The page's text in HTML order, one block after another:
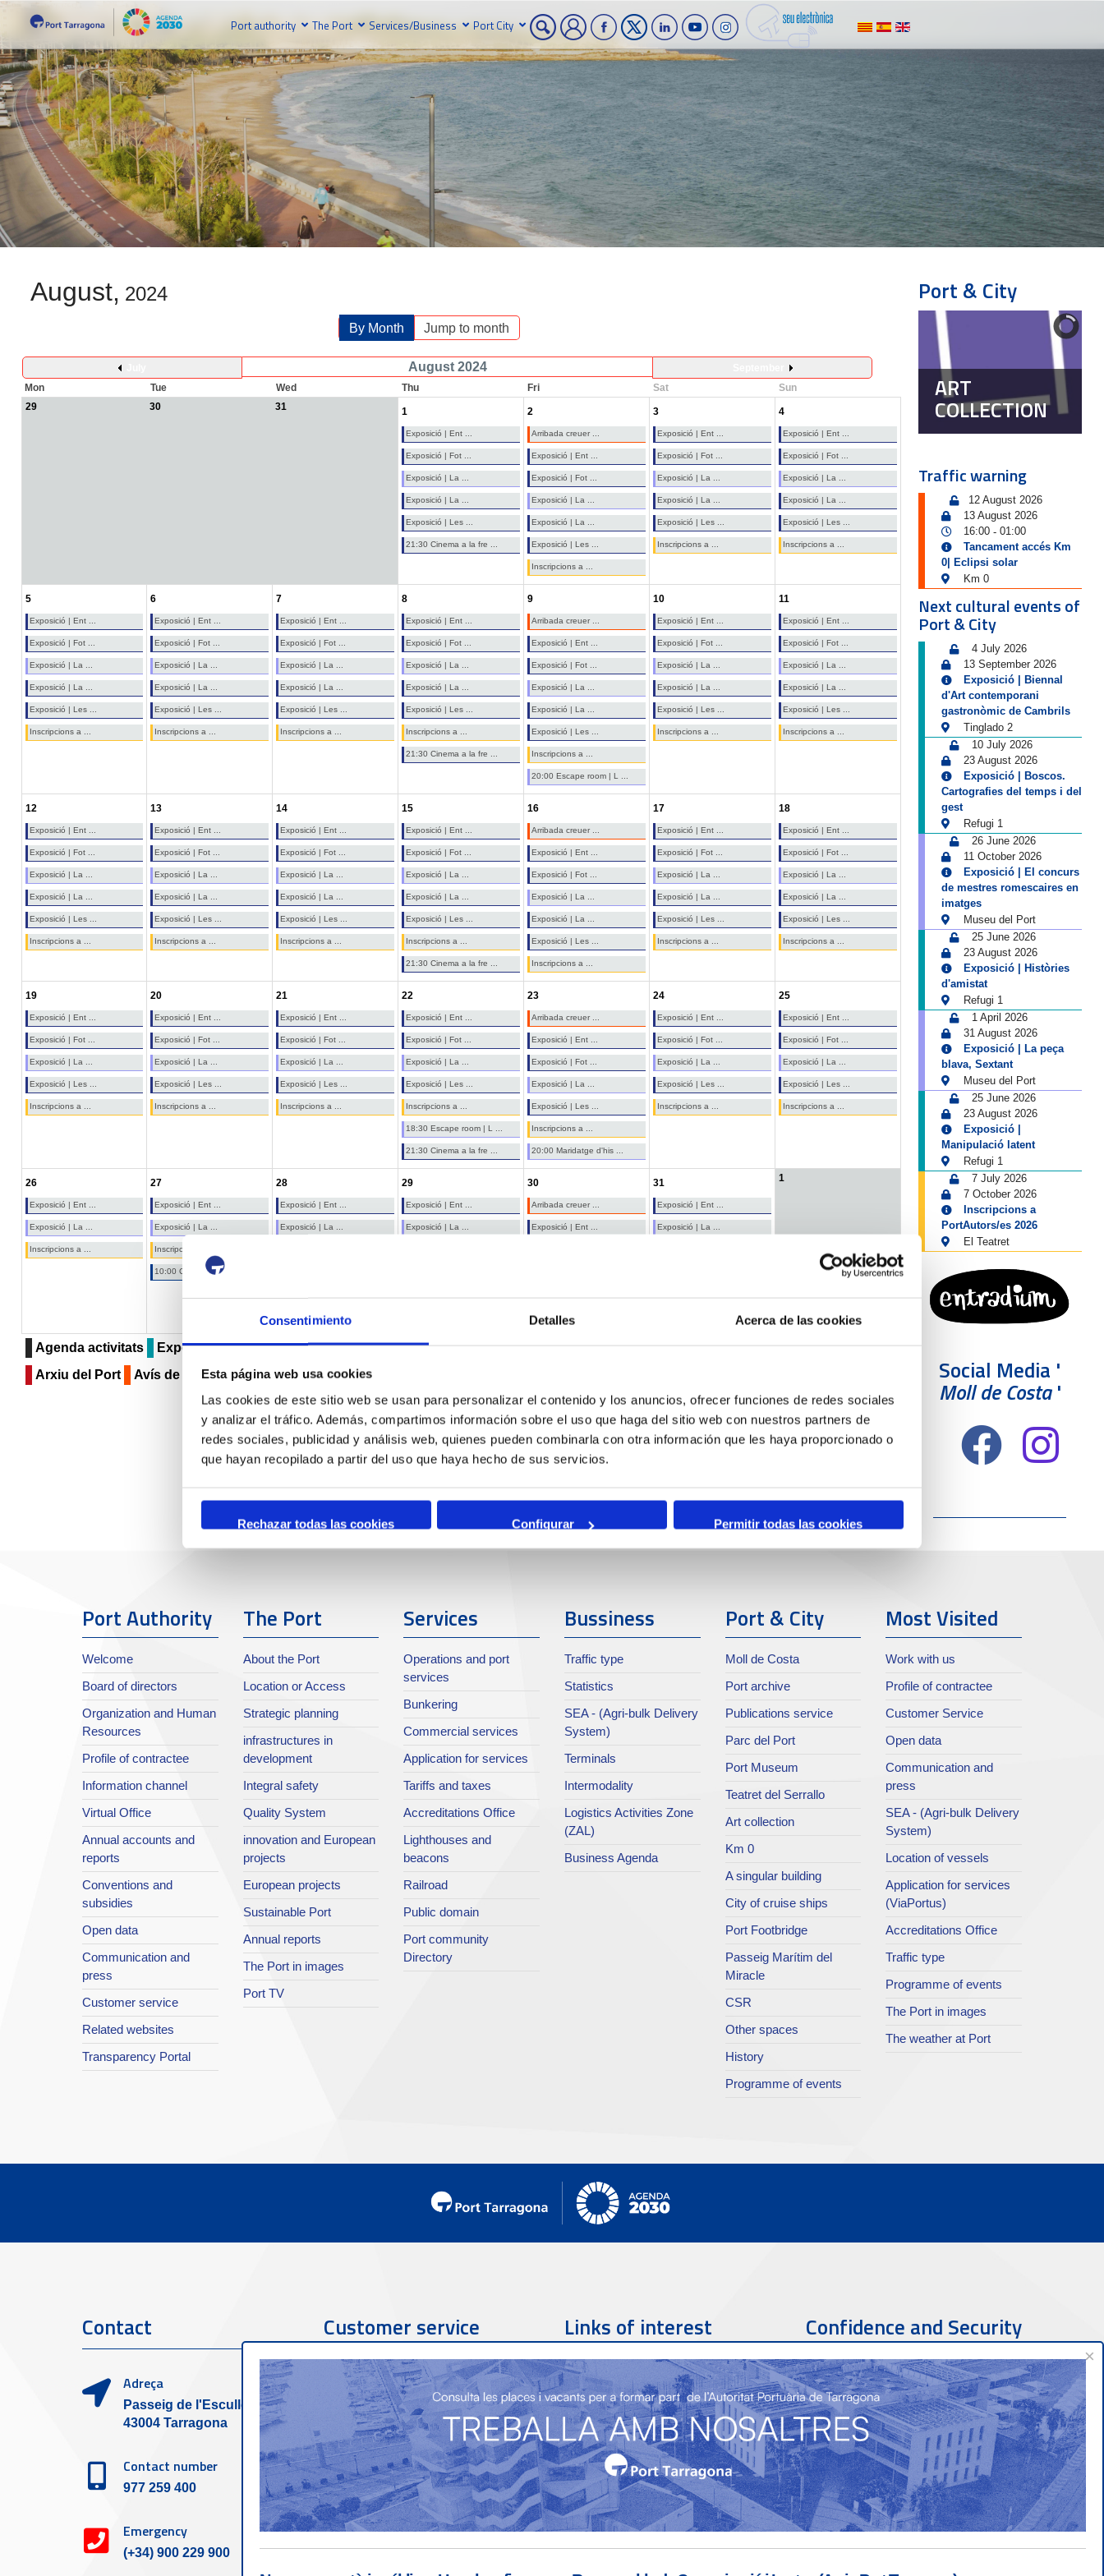
Consentimiento Detalles Acerca de las cookies
Esta página web usa cookies
Las cookies de este sitio web se usan para personalizar el contenido y los anuncios, ofrecer funciones de redes sociales
y analizar el tráfico. Además, compartimos información sobre el uso que haga del sitio web con nuestros partners de
redes sociales, publicidad y análisis web, quienes pueden combinarla con otra información que les haya proporcionado o
que hayan recopilado a partir del uso que haya hecho de sus servicios.
Rechazar todas las cookies Configurar Permitir todas las cookies
Port authority The Port Services/Business Port City
August, 2024
By Month Jump to month
August 2024
Mon
Tue Wed Thu Fri Sat
Sun
29
30 31 1
Exposició | Ent ...
Exposició | Fot ...
Exposició | La ...
Exposició | La ...
Exposició | Les ...
21:30 Cinema a la fre ...
2
Arribada creuer ...
Exposició | Ent ...
Exposició | Fot ...
Exposició | La ...
Exposició | La ...
Exposició | Les ...
Inscripcions a ...
3
Exposició | Ent ...
Exposició | Fot ...
Exposició | La ...
Exposició | La ...
Exposició | Les ...
Inscripcions a ...
4
Exposició | Ent ...
Exposició | Fot ...
Exposició | La ...
Exposició | La ...
Exposició | Les ...
Inscripcions a ...
5
Exposició | Ent ...
Exposició | Fot ...
Exposició | La ...
Exposició | La ...
Exposició | Les ...
Inscripcions a ...
6
Exposició | Ent ...
Exposició | Fot ...
Exposició | La ...
Exposició | La ...
Exposició | Les ...
Inscripcions a ...
7
Exposició | Ent ...
Exposició | Fot ...
Exposició | La ...
Exposició | La ...
Exposició | Les ...
Inscripcions a ...
8
Exposició | Ent ...
Exposició | Fot ...
Exposició | La ...
Exposició | La ...
Exposició | Les ...
Inscripcions a ...
21:30 Cinema a la fre ...
9
Arribada creuer ...
Exposició | Ent ...
Exposició | Fot ...
Exposició | La ...
Exposició | La ...
Exposició | Les ...
Inscripcions a ...
20:00 Escape room | L ...
10
Exposició | Ent ...
Exposició | Fot ...
Exposició | La ...
Exposició | La ...
Exposició | Les ...
Inscripcions a ...
11
Exposició | Ent ...
Exposició | Fot ...
Exposició | La ...
Exposició | La ...
Exposició | Les ...
Inscripcions a ...
12
Exposició | Ent ...
Exposició | Fot ...
Exposició | La ...
Exposició | La ...
Exposició | Les ...
Inscripcions a ...
13
Exposició | Ent ...
Exposició | Fot ...
Exposició | La ...
Exposició | La ...
Exposició | Les ...
Inscripcions a ...
14
Exposició | Ent ...
Exposició | Fot ...
Exposició | La ...
Exposició | La ...
Exposició | Les ...
Inscripcions a ...
15
Exposició | Ent ...
Exposició | Fot ...
Exposició | La ...
Exposició | La ...
Exposició | Les ...
Inscripcions a ...
21:30 Cinema a la fre ...
16
Arribada creuer ...
Exposició | Ent ...
Exposició | Fot ...
Exposició | La ...
Exposició | La ...
Exposició | Les ...
Inscripcions a ...
17
Exposició | Ent ...
Exposició | Fot ...
Exposició | La ...
Exposició | La ...
Exposició | Les ...
Inscripcions a ...
18
Exposició | Ent ...
Exposició | Fot ...
Exposició | La ...
Exposició | La ...
Exposició | Les ...
Inscripcions a ...
19
Exposició | Ent ...
Exposició | Fot ...
Exposició | La ...
Exposició | Les ...
Inscripcions a ...
20
Exposició | Ent ...
Exposició | Fot ...
Exposició | La ...
Exposició | Les ...
Inscripcions a ...
21
Exposició | Ent ...
Exposició | Fot ...
Exposició | La ...
Exposició | Les ...
Inscripcions a ...
22
Exposició | Ent ...
Exposició | Fot ...
Exposició | La ...
Exposició | Les ...
Inscripcions a ...
18:30 Escape room | L ...
21:30 Cinema a la fre ...
23
Arribada creuer ...
Exposició | Ent ...
Exposició | Fot ...
Exposició | La ...
Exposició | Les ...
Inscripcions a ...
20:00 Maridatge d'his ...
24
Exposició | Ent ...
Exposició | Fot ...
Exposició | La ...
Exposició | Les ...
Inscripcions a ...
25
Exposició | Ent ...
Exposició | Fot ...
Exposició | La ...
Exposició | Les ...
Inscripcions a ...
26
Exposició | Ent ...
Exposició | La ...
Inscripcions a ...
27
Exposició | Ent ...
Exposició | La ...
Inscripcions a ...
10:00 Convocatòria pr ...
28
Exposició | Ent ...
Exposició | La ...
29
Exposició | Ent ...
Exposició | La ...
30
Arribada creuer ...
Exposició | Ent ...
20:00 Del Museu al Se ...
31
Exposició | Ent ...
Exposició | La ...
1
Agenda activitats Exposicions Museu del Port Servei de publicacions Teatret Fons d'Art Port i Ciutat
Servei lingüístic
Arxiu del Port
Avís de circulació Compartint Altres
Port & City
ART
COLLECTION
Traffic warning
12 August 2026
13 August 2026
16:00- 01:00
Tancament accés Km
0| Eclipsi solar
Km 0
Next cultural events of
Port & City
4 July 2026
13 September 2026
Exposició | Biennal
d'Art contemporani
gastronòmic de Cambrils
Tinglado 2
10 July 2026
23 August 2026
Exposició | Boscos.
Cartografies del temps i del
gest
Refugi 1
26 June 2026
11 October 2026
Exposició | El concurs
de mestres romescaires en
imatges
Museu del Port
25 June 2026
23 August 2026
Exposició | Històries
d'amistat
Refugi 1
1 April 2026
31 August 2026
Exposició | La peça
blava, Sextant
Museu del Port
25 June 2026
23 August 2026
Exposició |
Manipulació latent
Refugi 1
7 July 2026
7 October 2026
Inscripcions a
PortAutors/es 2026
El Teatret
Social Media '
Moll de Costa'
Port Authority
Welcome
Board of directors
Organization and Human
Resources
Profile of contractee
Information channel
Virtual Office
Annual accounts and
reports
Conventions and
subsidies
Open data
Communication and
press
Customer service
Related websites
Transparency Portal
The Port
About the Port
Location or Access
Strategic planning
infrastructures in
development
Integral safety
Quality System
innovation and European
projects
European projects
Sustainable Port
Annual reports
The Port in images
Port TV
Services
Operations and port
services
Bunkering
Commercial services
Application for services
Tariffs and taxes
Accreditations Office
Lighthouses and
beacons
Railroad
Public domain
Port community
Directory
Bussiness
Traffic type
Statistics
SEA - (Agri-bulk Delivery
System)
Terminals
Intermodality
Logistics Activities Zone
(ZAL)
Business Agenda
Port & City
Moll de Costa
Port archive
Publications service
Parc del Port
Port Museum
Teatret del Serrallo
Art collection
Km 0
A singular building
City of cruise ships
Port Footbridge
Passeig Marítim del
Miracle
CSR
Other spaces
History
Programme of events
Most Visited
Work with us
Profile of contractee
Customer Service
Open data
Communication and
press
SEA - (Agri-bulk Delivery
System)
Location of vessels
Application for services
(ViaPortus)
Accreditations Office
Traffic type
Programme of events
The Port in images
The weather at Port
Contact
Adreça
Passeig de l'Escullera s/n,
43004 Tarragona
Contact number
977 259 400
Emergency
(+34) 900 229 900
Customer service
Contact phone
977 259 462
Contact email
sac@porttarragona.cat
SAC Information
Access to SAC (Customer
Service)
Links of interest
Partners
Confidence and Security
×